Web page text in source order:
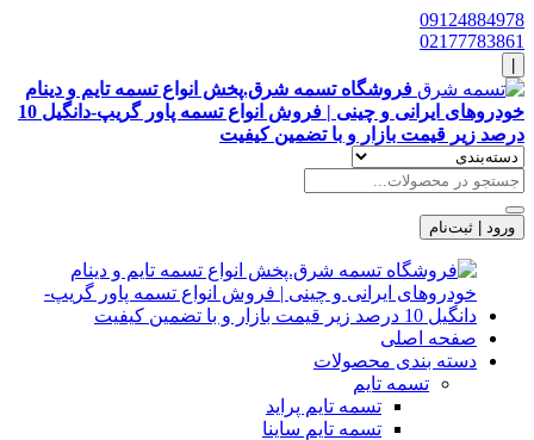
09124884978
02177783861
فروشگاه تسمه شرق.پخش انواع تسمه تایم و دینام
خودروهای ایرانی و چینی | فروش انواع تسمه پاور گریپ-دانگیل 10
درصد زیر قیمت بازار و با تضمین کیفیت
ورود | ثبت‌نام
صفحه اصلی
دسته بندی محصولات
تسمه تایم
تسمه تایم پراید
تسمه تایم ساینا